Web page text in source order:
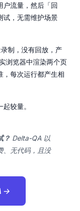
户流量，然后「回
试，无需维护场景
制，没有回放，产
浏览器中渲染两个页
，每次运行都产生相
较量。
？ Delta-QA 以
、无代码，且没
→